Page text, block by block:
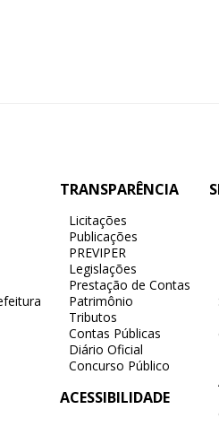
TRANSPARÊNCIA
Licitações
Publicações
PREVIPER
Legislações
Prestação de Contas
Patrimônio
Tributos
Contas Públicas
Diário Oficial
Concurso Público
ACESSIBILIDADE